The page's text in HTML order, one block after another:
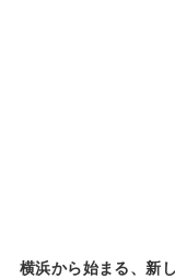
横浜から始まる、新